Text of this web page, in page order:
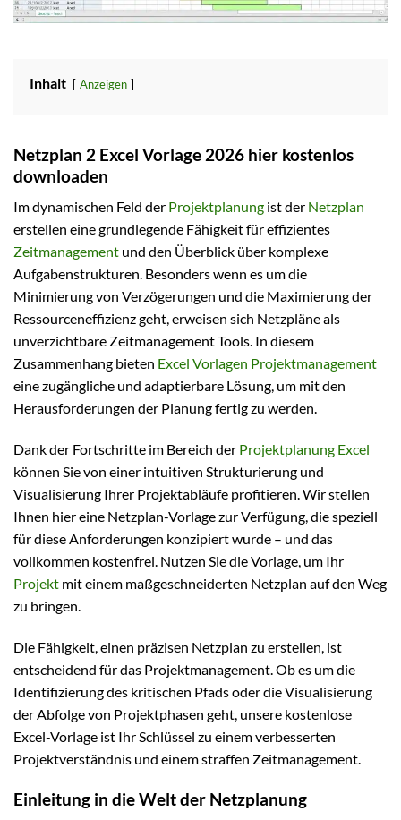
Inhalt Anzeigen
Netzplan 2 Excel Vorlage 2026 hier kostenlos
downloaden
Im dynamischen Feld der Projektplanung ist der Netzplan
erstellen eine grundlegende Fähigkeit für effizientes
Zeitmanagement und den Überblick über komplexe
Aufgabenstrukturen. Besonders wenn es um die
Minimierung von Verzögerungen und die Maximierung der
Ressourceneffizienz geht, erweisen sich Netzpläne als
unverzichtbare Zeitmanagement Tools. In diesem
Zusammenhang bieten Excel Vorlagen Projektmanagement
eine zugängliche und adaptierbare Lösung, um mit den
Herausforderungen der Planung fertig zu werden.
Dank der Fortschritte im Bereich der Projektplanung Excel
können Sie von einer intuitiven Strukturierung und
Visualisierung Ihrer Projektabläufe profitieren. Wir stellen
Ihnen hier eine Netzplan-Vorlage zur Verfügung, die speziell
für diese Anforderungen konzipiert wurde – und das
vollkommen kostenfrei. Nutzen Sie die Vorlage, um Ihr
Projekt mit einem maßgeschneiderten Netzplan auf den Weg
zu bringen.
Die Fähigkeit, einen präzisen Netzplan zu erstellen, ist
entscheidend für das Projektmanagement. Ob es um die
Identifizierung des kritischen Pfads oder die Visualisierung
der Abfolge von Projektphasen geht, unsere kostenlose
Excel-Vorlage ist Ihr Schlüssel zu einem verbesserten
Projektverständnis und einem straffen Zeitmanagement.
Einleitung in die Welt der Netzplanung